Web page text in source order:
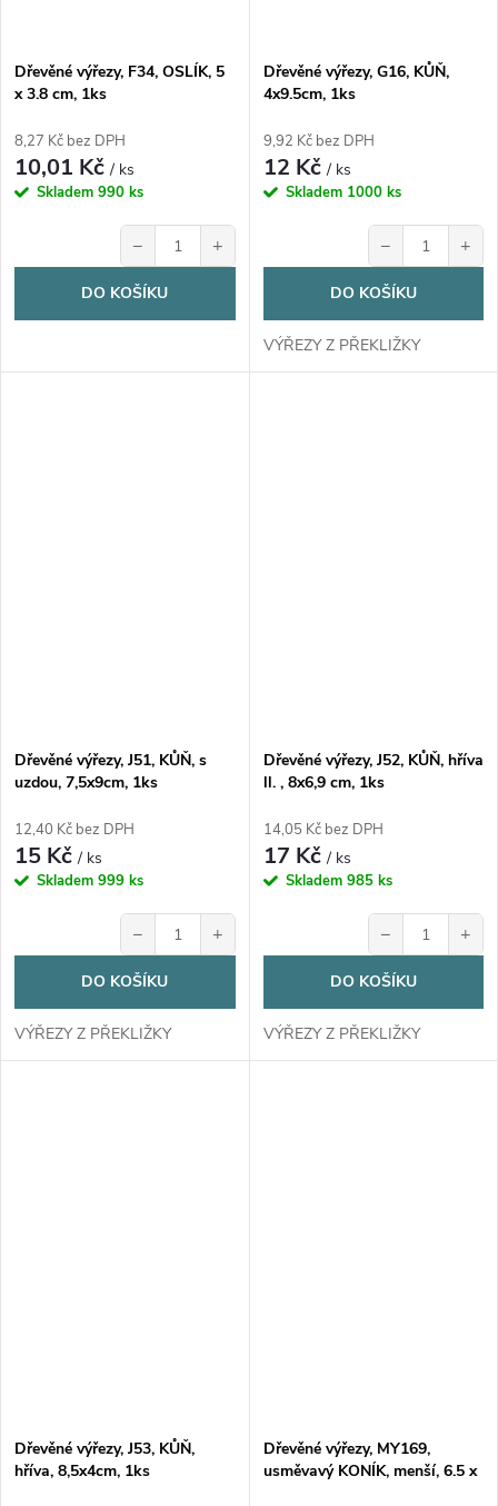
Dřevěné výřezy, F34, OSLÍK, 5
x 3.8 cm, 1ks
8,27 Kč bez DPH
10,01 Kč/ ks
Skladem 990 ks
− +
DO KOŠÍKU
Dřevěné výřezy, G16, KŮŇ,
4x9.5cm, 1ks
9,92 Kč bez DPH
12 Kč/ ks
Skladem 1000 ks
− +
DO KOŠÍKU
VÝŘEZY Z PŘEKLIŽKY
Dřevěné výřezy, J51, KŮŇ, s
uzdou, 7,5x9cm, 1ks
12,40 Kč bez DPH
15 Kč/ ks
Skladem 999 ks
− +
DO KOŠÍKU
VÝŘEZY Z PŘEKLIŽKY
Dřevěné výřezy, J52, KŮŇ, hříva
ll. , 8x6,9 cm, 1ks
14,05 Kč bez DPH
17 Kč/ ks
Skladem 985 ks
− +
DO KOŠÍKU
VÝŘEZY Z PŘEKLIŽKY
Dřevěné výřezy, J53, KŮŇ,
hříva, 8,5x4cm, 1ks
Dřevěné výřezy, MY169,
usměvavý KONÍK, menší, 6.5 x